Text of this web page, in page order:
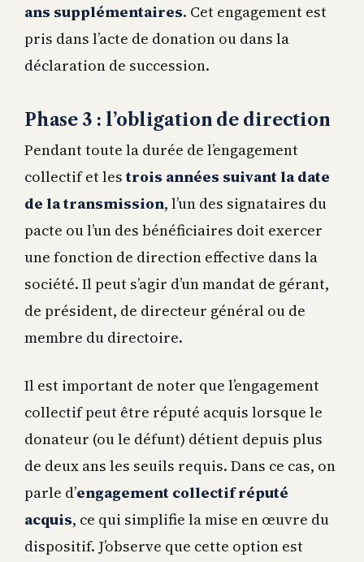
ans supplémentaires. Cet engagement est
pris dans l’acte de donation ou dans la
déclaration de succession.
Phase 3 : l’obligation de direction
Pendant toute la durée de l’engagement
collectif et lestrois années suivant la date
de la transmission, l’un des signataires du
pacte ou l’un des bénéficiaires doit exercer
une fonction de direction effective dans la
société. Il peut s’agir d’un mandat de gérant,
de président, de directeur général ou de
membre du directoire.
Il est important de noter que l’engagement
collectif peut être réputé acquis lorsque le
donateur (ou le défunt) détient depuis plus
de deux ans les seuils requis. Dans ce cas, on
parle d’engagement collectif réputé
acquis, ce qui simplifie la mise en œuvre du
dispositif. J’observe que cette option est